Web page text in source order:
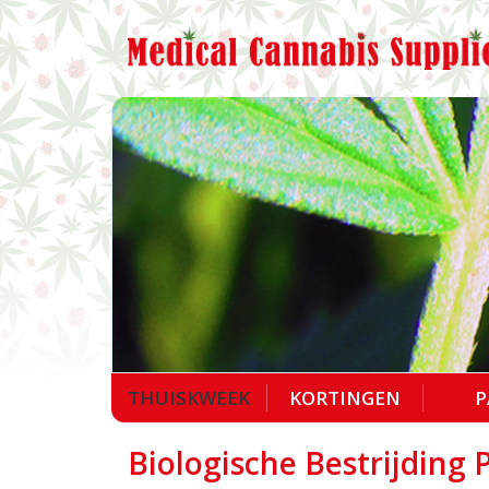
THUISKWEEK KORTINGEN
Biologische Bestrijding